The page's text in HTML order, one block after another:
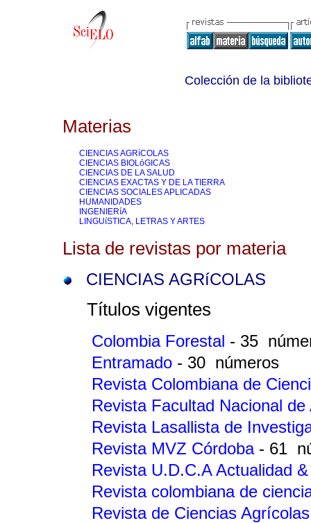
Colección de la
Materias
CIENCIAS AGRíCOLAS
CIENCIAS BIOLóGICAS
CIENCIAS DE LA SALUD
CIENCIAS EXACTAS Y DE LA TIERRA
CIENCIAS SOCIALES APLICADAS
HUMANIDADES
INGENIERíA
LINGUíSTICA, LETRAS Y ARTES
Lista de revistas por materia
CIENCIAS AGRíCOLAS
Títulos vigentes
Colombia Forestal - 35
Entramado - 30 números
Revista Colombiana de
Revista Facultad Nacional
Revista Lasallista de
Revista MVZ Córdoba - 61
Revista U.D.C.A Actualidad
Revista colombiana de
Revista de Ciencias